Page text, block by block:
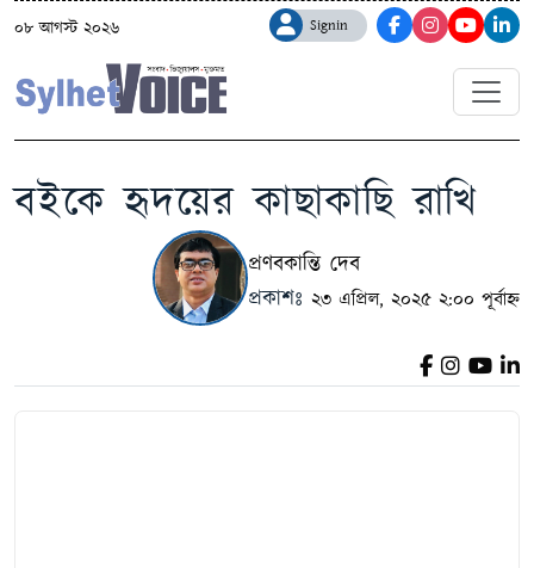
০৮ আগস্ট ২০২৬ Signin
বইকে হৃদয়ের কাছাকাছি রাখি
প্রণবকান্তি দেব
প্রকাশঃ ২৩ এপ্রিল, ২০২৫ ২:০০ পূর্বাহ্ন